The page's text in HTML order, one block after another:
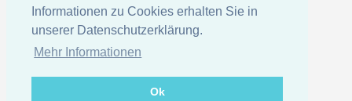
Informationen zu Cookies erhalten Sie in
unserer Datenschutzerklärung.
Mehr Informationen
Ok